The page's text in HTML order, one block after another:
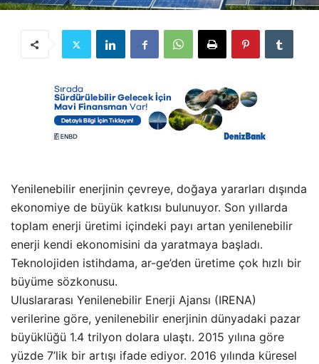
Yenilenebilir enerjinin çevreye, doğaya yararları dışında
ekonomiye de büyük katkısı bulunuyor. Son yıllarda
toplam enerji üretimi içindeki payı artan yenilenebilir
enerji kendi ekonomisini da yaratmaya başladı.
Teknolojiden istihdama, ar-ge’den üretime çok hızlı bir
büyüme sözkonusu.
Uluslararası Yenilenebilir Enerji Ajansı (IRENA)
verilerine göre, yenilenebilir enerjinin dünyadaki pazar
büyüklüğü 1.4 trilyon dolara ulaştı. 2015 yılına göre
yüzde 7’lik bir artışı ifade ediyor. 2016 yılında küresel